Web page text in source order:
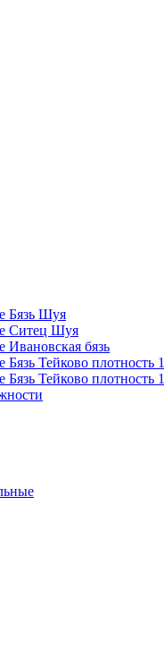
Бязь Шуя
Ситец Шуя
Ивановская бязь
Бязь Тейково плотность
Бязь Тейково плотность